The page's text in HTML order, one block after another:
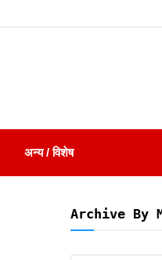
अन्य / विशेष
Archive By